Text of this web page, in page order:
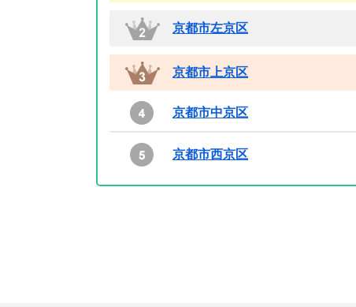
京都市左京区
京都市上京区
京都市中京区
京都市西京区